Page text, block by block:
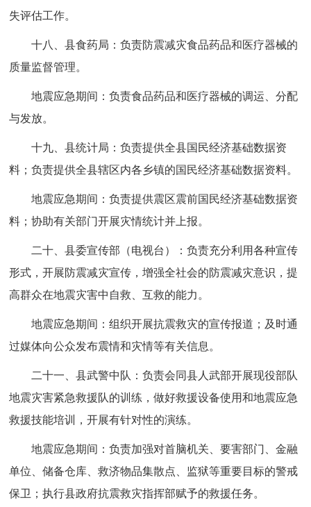
失评估工作。
十八、县食药局：负责防震减灾食品药品和医疗器械的
质量监督管理。
地震应急期间：负责食品药品和医疗器械的调运、分配
与发放。
十九、县统计局：负责提供全县国民经济基础数据资
料；负责提供全县辖区内各乡镇的国民经济基础数据资料。
地震应急期间：负责提供震区震前国民经济基础数据资
料；协助有关部门开展灾情统计并上报。
二十、县委宣传部（电视台）：负责充分利用各种宣传
形式，开展防震减灾宣传，增强全社会的防震减灾意识，提
高群众在地震灾害中自救、互救的能力。
地震应急期间：组织开展抗震救灾的宣传报道；及时通
过媒体向公众发布震情和灾情等有关信息。
二十一、县武警中队：负责会同县人武部开展现役部队
地震灾害紧急救援队的训练，做好救援设备使用和地震应急
救援技能培训，开展有针对性的演练。
地震应急期间：负责加强对首脑机关、要害部门、金融
单位、储备仓库、救济物品集散点、监狱等重要目标的警戒
保卫；执行县政府抗震救灾指挥部赋予的救援任务。